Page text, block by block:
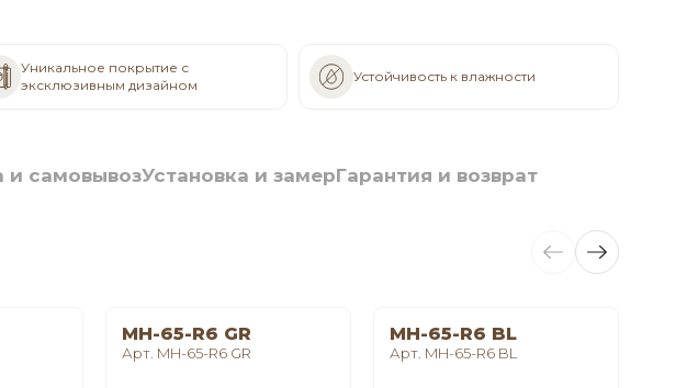
Уникальное покрытие с
эксклюзивным дизайном
Устойчивость к влажности
и самовывозУстановка и замерГарантия и возврат
MH-65-R6 GR
Арт. MH-65-R6 GR
MH-65-R6 BL
Арт. MH-65-R6 BL